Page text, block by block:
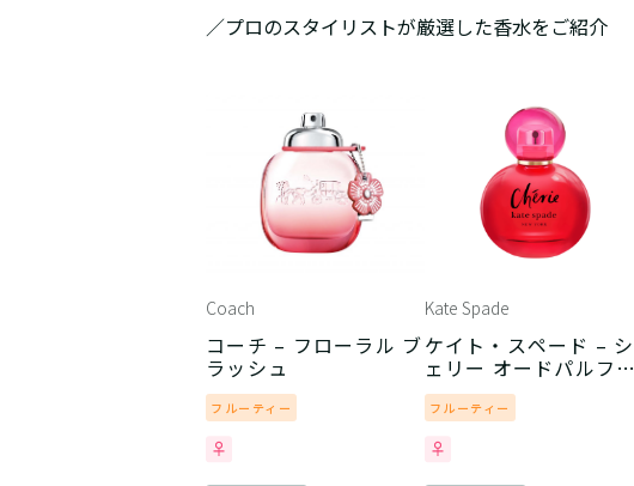
／プロのスタイリストが厳選した香水をご紹介
Coach
コーチ – フローラル ブ
ラッシュ
フルーティー
Kate Spade
ケイト・スペード – シ
ェリー オードパルファ
ン
フルーティー